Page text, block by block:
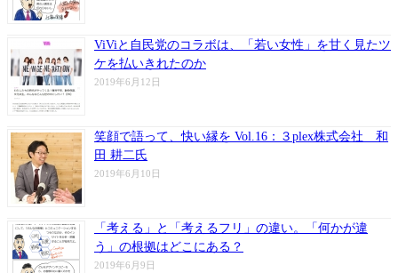
ViViと自民党のコラボは、「若い女性」を甘く見たツ
ケを払いきれたのか
2019年6月12日
笑顔で語って、快い縁を Vol.16：３plex株式会社 和
田 耕二氏
2019年6月10日
「考える」と「考えるフリ」の違い。「何かが違
う」の根拠はどこにある？
2019年6月9日